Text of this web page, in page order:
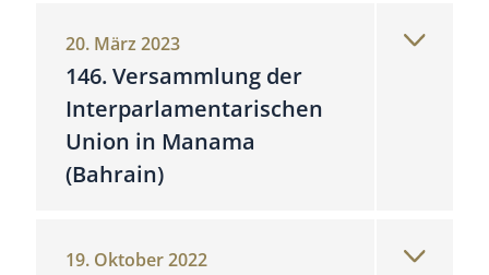
20. März 2023
146. Versammlung der
Interparlamentarischen
Union in Manama
(Bahrain)
19. Oktober 2022